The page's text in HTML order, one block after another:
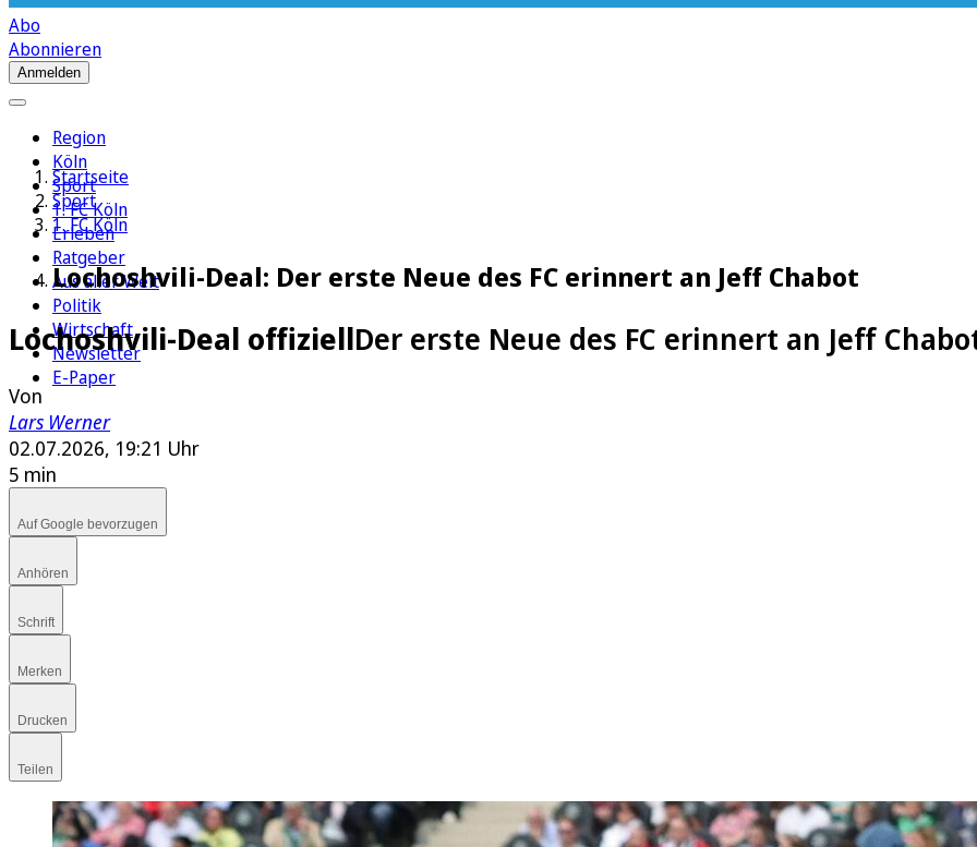
Abo
Abonnieren
Anmelden
Region
Köln
Sport
1. FC Köln
Erleben
Ratgeber
Aus aller Welt
Politik
Wirtschaft
Newsletter
E-Paper
Startseite
Sport
1. FC Köln
Lochoshvili-Deal: Der erste Neue des FC erinnert an Jeff Chabot
Lochoshvili-Deal offiziellDer erste Neue des FC erinnert an Jeff
Von
Lars Werner
02.07.2026, 19:21 Uhr
5 min
Auf Google bevorzugen
Anhören
Schrift
Merken
Drucken
Teilen